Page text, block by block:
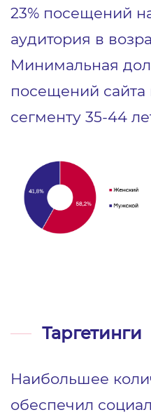
23% посещений
аудитория в
Минимальная
посещений
сегменту 35-44
Таргетинги
Наибольшее
обеспечил